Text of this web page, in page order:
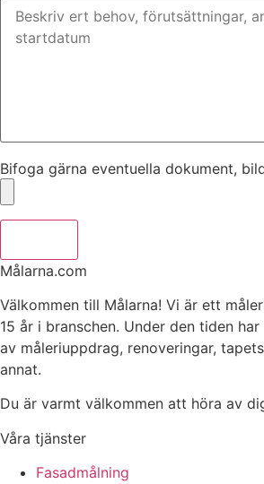
Bifoga gärna eventuella dokument,
Målarna.com
Välkommen till Målarna! Vi är ett
15 år i branschen. Under den tiden
av måleriuppdrag, renoveringar,
annat.
Du är varmt välkommen att höra av
Våra tjänster
Fasadmålning